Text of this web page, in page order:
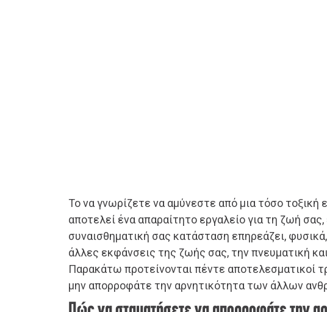
Το να γνωρίζετε να αμύνεστε από μια τόσο τοξική
αποτελεί ένα απαραίτητο εργαλείο για τη ζωή σας,
συναισθηματική σας κατάσταση επηρεάζει,
άλλες εκφάνσεις της ζωής σας, την πνευματική
Παρακάτω προτείνονται πέντε αποτελεσματικοί
μην απορροφάτε την αρνητικότητα των άλλων